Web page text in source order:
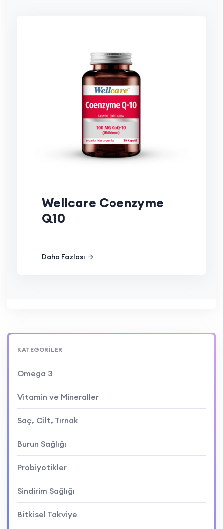
KATEGORİLER
Omega 3
Vitamin ve Mineraller
Saç, Cilt, Tırnak
Burun Sağlığı
Probiyotikler
Sindirim Sağlığı
Bitkisel Takviye
Wellcare Coenzyme
Q10
Daha Fazlası